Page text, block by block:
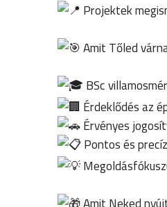
Projektek
Amit Tőled
BSc
Érdeklődés az
Érvényes
Pontos és
Amit Neked